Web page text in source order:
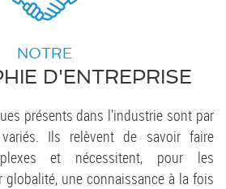
Transport, Logistique &
Fine Art
NOTRE
D'ENTREPRISE
présents dans l'industrie sont par
variés. Ils relèvent de savoir faire
et nécessitent, pour les
globalité, une connaissance à la fois